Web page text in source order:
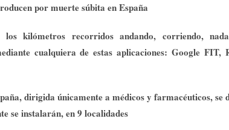
por muerte súbita en España
kilómetros recorridos andando, corriendo,
cualquiera de estas aplicaciones: Google
dirigida únicamente a médicos y farmacéuticos, se
se instalarán, en 9 localidades